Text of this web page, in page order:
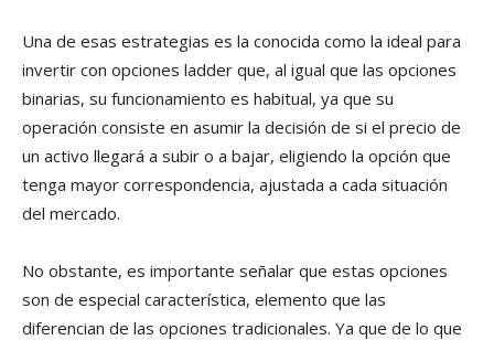
Una de esas estrategias es la conocida como la ideal para
invertir con opciones ladder que, al igual que las opciones
binarias, su funcionamiento es habitual, ya que su
operación consiste en asumir la decisión de si el precio de
un activo llegará a subir o a bajar, eligiendo la opción que
tenga mayor correspondencia, ajustada a cada situación
del mercado.
No obstante, es importante señalar que estas opciones
son de especial característica, elemento que las
diferencian de las opciones tradicionales. Ya que de lo que